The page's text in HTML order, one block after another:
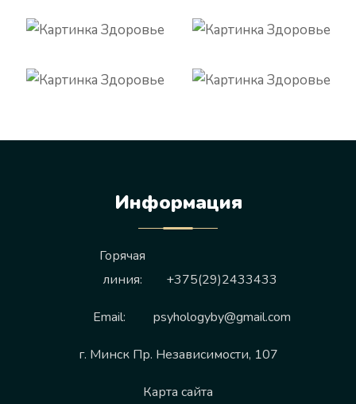
Информация
Горячая
линия:
+375(29)2433433
Email: psyhologyby@gmail.com
г. Минск Пр. Независимости, 107
Карта сайта